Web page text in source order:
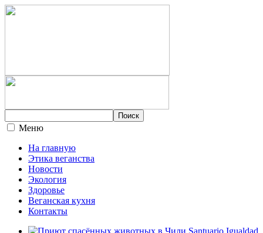
Меню
На главную
Этика веганства
Новости
Экология
Здоровье
Веганская кухня
Контакты